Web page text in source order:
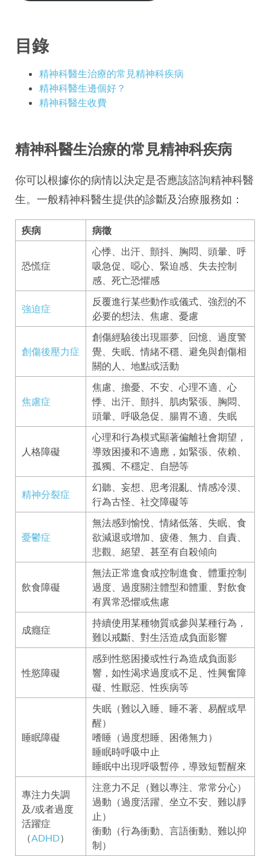
目錄
精神科醫生治療的常見精神科疾病
精神科醫生邊個好？
精神科醫生收費
精神科醫生治療的常見精神科疾病
你可以根據你的病情以決定是否應該諮詢精神科醫
生。一般精神科醫生提供的診斷及治療服務如：
疾病 病徵
恐慌症
心悸、出汗、顫抖、胸悶、頭暈、呼
吸急促、噁心、緊迫感、失去控制
感、死亡恐懼感
強迫症
反覆進行某些動作或儀式、強烈的不
必要的想法、焦慮、憂慮
創傷後壓力症
創傷經驗後出現噩夢、回憶、過度警
覺、失眠、情緒不穩、避免與創傷相
關的人、地點或活動
焦慮症
焦慮、擔憂、不安、心理不適、心
悸、出汗、顫抖、肌肉緊張、胸悶、
頭暈、呼吸急促、腸胃不適、失眠
人格障礙
心理和行為模式顯著偏離社會期望，
導致困擾和不適應，如緊張、依賴、
孤獨、不穩定、自戀等
精神分裂症
幻聽、妄想、思考混亂、情感冷漠、
行為古怪、社交障礙等
憂鬱症
無法感到愉悅、情緒低落、失眠、食
欲減退或增加、疲倦、無力、自責、
悲觀、絕望、甚至有自殺傾向
飲食障礙
無法正常進食或控制進食、體重控制
過度、過度關注體型和體重、對飲食
有異常恐懼或焦慮
成癮症
持續使用某種物質或參與某種行為，
難以戒斷、對生活造成負面影響
性慾障礙
感到性慾困擾或性行為造成負面影
響，如性渴求過度或不足、性興奮障
礙、性厭惡、性疾病等
睡眠障礙
失眠（難以入睡、睡不著、易醒或早
醒）
嗜睡（過度想睡、困倦無力）
睡眠時呼吸中止
睡眠中出現呼吸暫停，導致短暫醒來
專注力失調
及/或者過度
活躍症
（ADHD）
注意力不足（難以專注、常常分心）
過動（過度活躍、坐立不安、難以靜
止）
衝動（行為衝動、言語衝動、難以抑
制）